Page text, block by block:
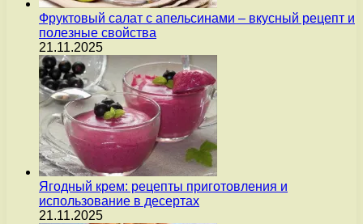
Фруктовый салат с апельсинами – вкусный рецепт и
полезные свойства
21.11.2025
Ягодный крем: рецепты приготовления и
использование в десертах
21.11.2025